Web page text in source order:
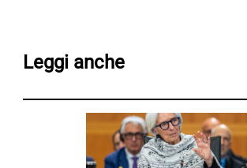
Leggi anche